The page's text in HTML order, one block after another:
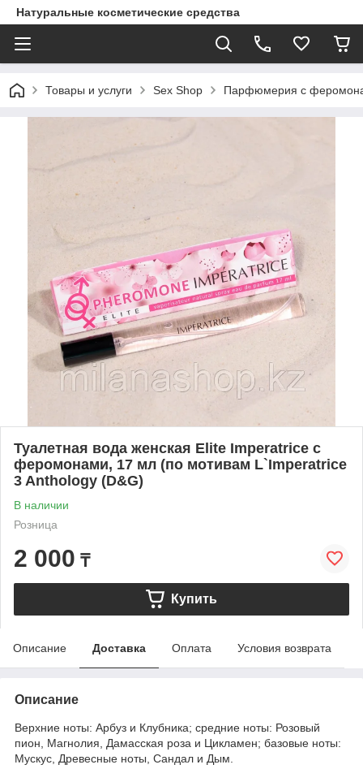
Натуральные косметические средства
Товары и услуги Sex Shop Парфюмерия с
Туалетная вода женская Elite Imperatrice с
феромонами, 17 мл (по мотивам L`Imperatrice
3 Anthology (D&G)
В наличии
Розница
2 000 ₸
Купить
Описание Доставка Оплата Условия возврата
Описание
Верхние ноты: Арбуз и Клубника; средние ноты: Розовый
пион, Магнолия, Дамасская роза и Цикламен; базовые ноты:
Мускус, Древесные ноты, Сандал и Дым.